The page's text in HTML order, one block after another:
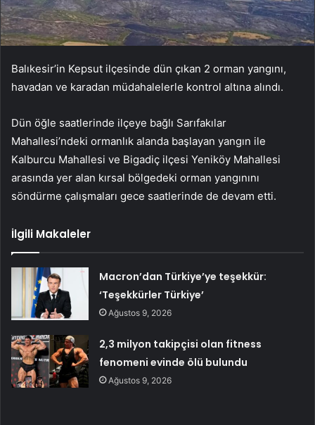
Balıkesir’in Kepsut ilçesinde dün çıkan 2 orman yangını,
havadan ve karadan müdahalelerle kontrol altına alındı.
Dün öğle saatlerinde ilçeye bağlı Sarıfakılar
Mahallesi’ndeki ormanlık alanda başlayan yangın ile
Kalburcu Mahallesi ve Bigadiç ilçesi Yeniköy Mahallesi
arasında yer alan kırsal bölgedeki orman yangınını
söndürme çalışmaları gece saatlerinde de devam etti.
İlgili Makaleler
Macron’dan Türkiye’ye teşekkür:
‘Teşekkürler Türkiye’
Ağustos 9, 2026
2,3 milyon takipçisi olan fitness
fenomeni evinde ölü bulundu
Ağustos 9, 2026